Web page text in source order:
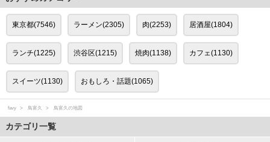
東京都(7546) ラーメン(2305) 肉(2253) 居酒屋(1804)
ランチ(1225) 渋谷区(1215) 焼肉(1138) カフェ(1130)
スイーツ(1130) おもしろ・話題(1065)
favy 鳥富久 鳥富久の地図
カテゴリ一覧